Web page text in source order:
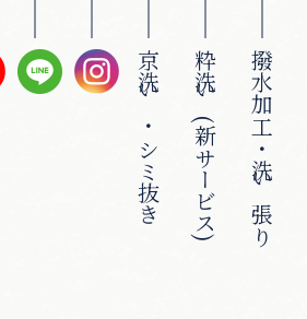
京洗い・シミ抜き粋洗い(新サービス)撥水加工・洗い張り